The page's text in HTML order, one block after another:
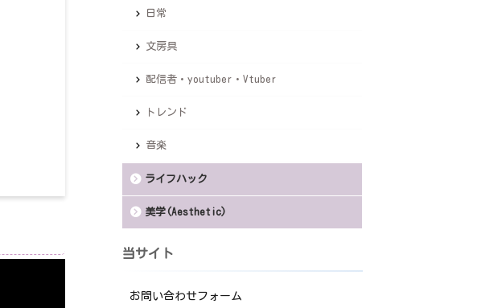
日常
文房具
配信者・youtuber・Vtuber
トレンド
音楽
ライフハック
美学(Aesthetic)
当サイト
お問い合わせフォーム